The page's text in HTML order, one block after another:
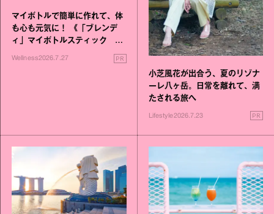
マイボトルで簡単に作れて、体
も心も元気に！ 《「ブレンデ
ィ」マイボトルスティック い
いこと毎日》シリーズが誕生
Wellness2026.7.27 PR
小芝風花が出合う、夏のリゾナ
ーレ八ヶ岳。日常を離れて、満
たされる旅へ
Lifestyle2026.7.23 PR